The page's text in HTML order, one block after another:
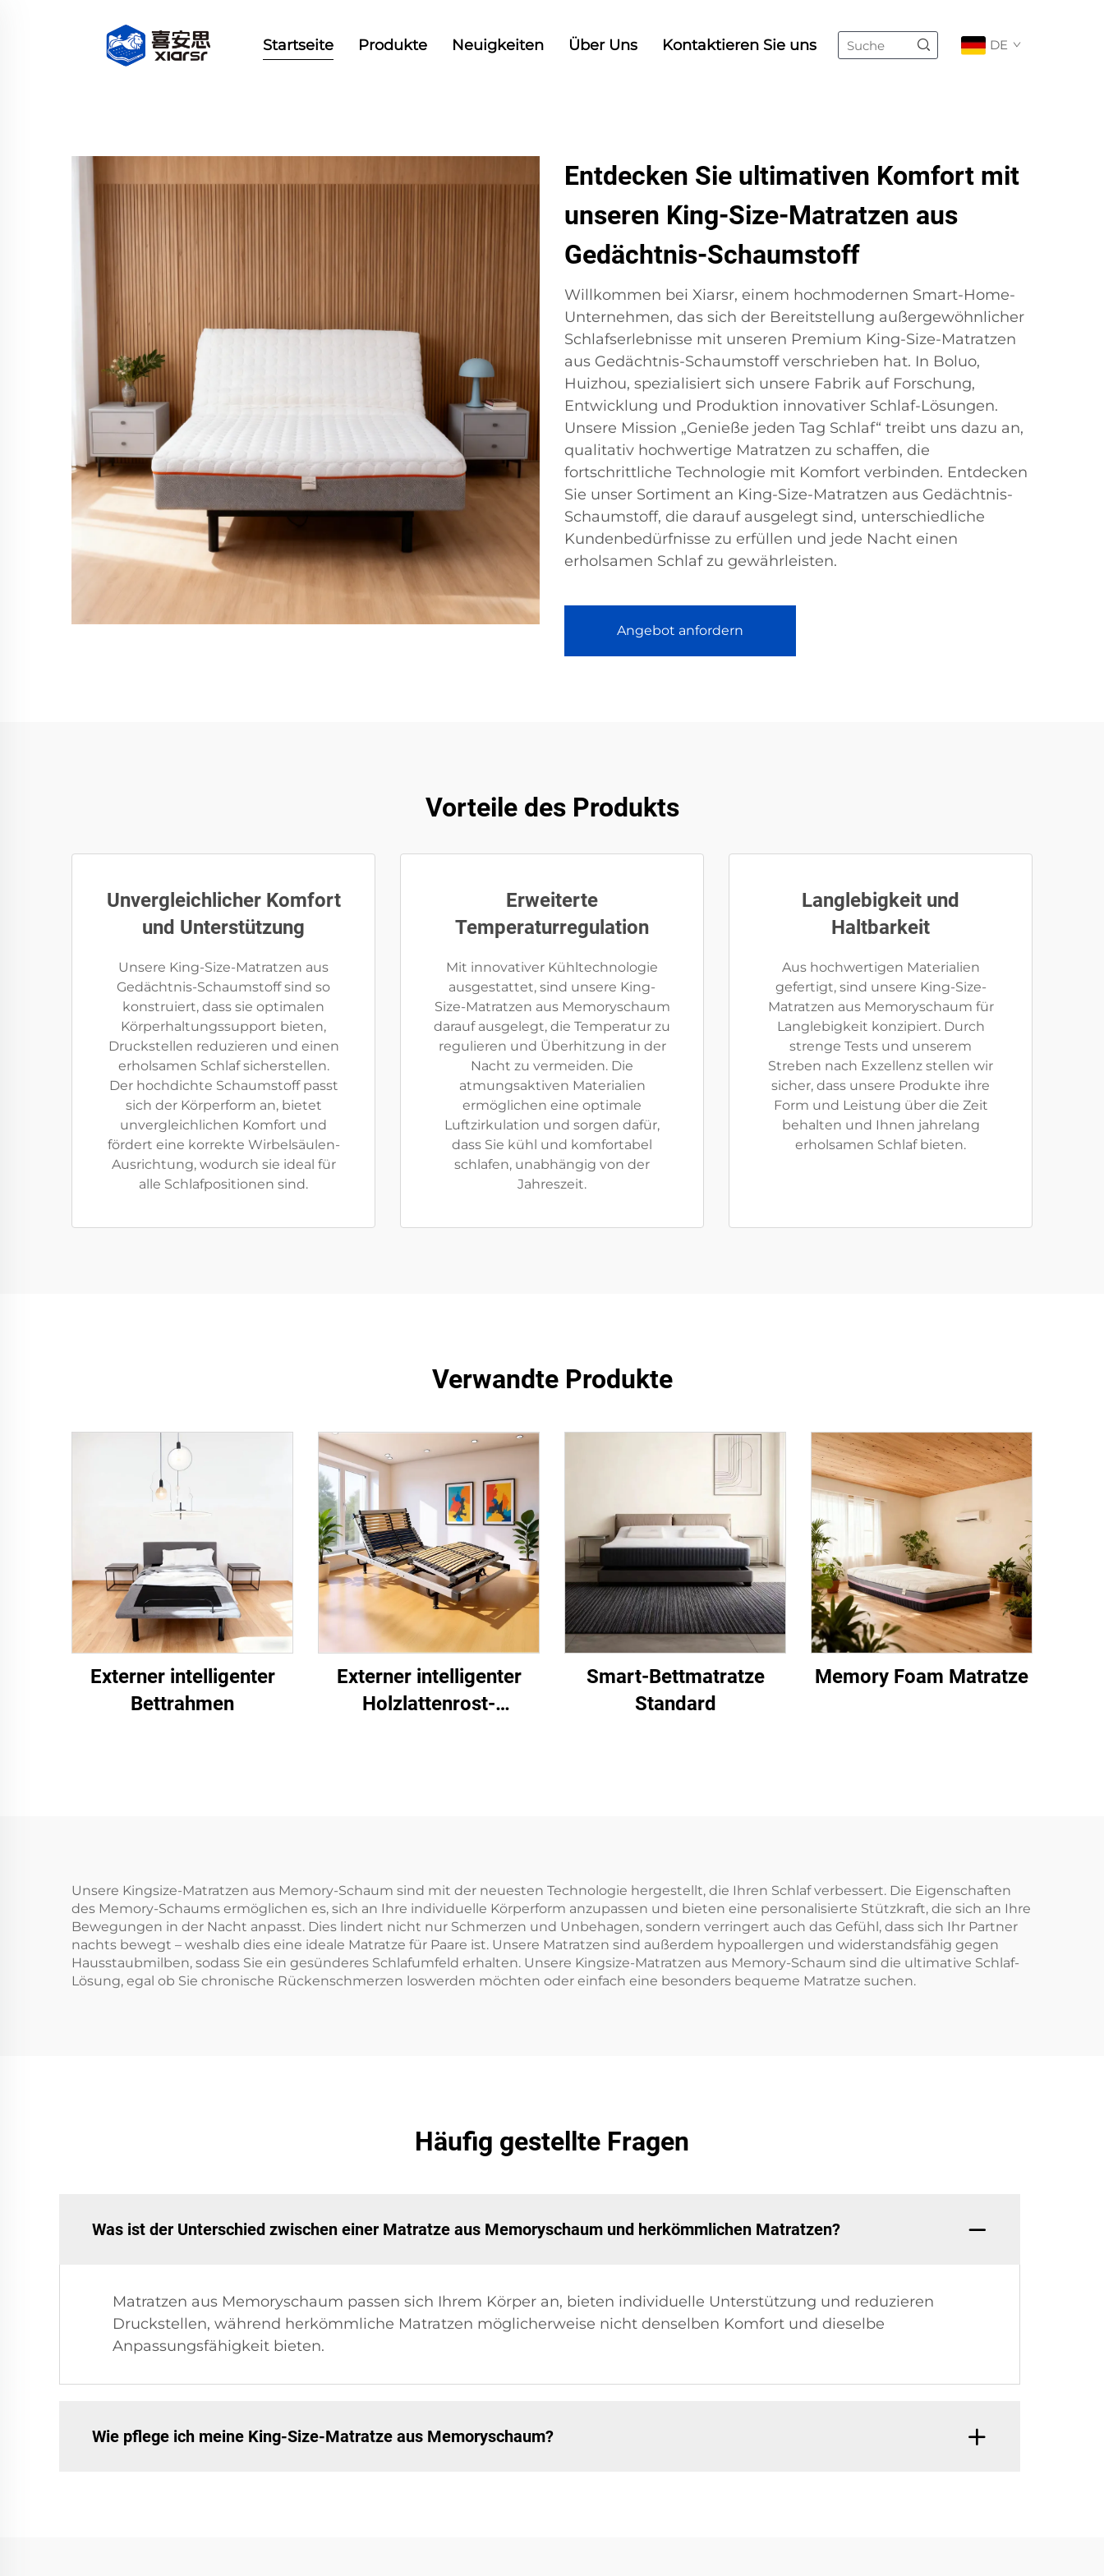
Startseite Produkte Neuigkeiten Über Uns Kontaktieren Sie uns DE
Entdecken Sie ultimativen Komfort mit
unseren King-Size-Matratzen aus
Gedächtnis-Schaumstoff
Willkommen bei Xiarsr, einem hochmodernen Smart-Home-
Unternehmen, das sich der Bereitstellung außergewöhnlicher
Schlafserlebnisse mit unseren Premium King-Size-Matratzen
aus Gedächtnis-Schaumstoff verschrieben hat. In Boluo,
Huizhou, spezialisiert sich unsere Fabrik auf Forschung,
Entwicklung und Produktion innovativer Schlaf-Lösungen.
Unsere Mission „Genieße jeden Tag Schlaf“ treibt uns dazu an,
qualitativ hochwertige Matratzen zu schaffen, die
fortschrittliche Technologie mit Komfort verbinden. Entdecken
Sie unser Sortiment an King-Size-Matratzen aus Gedächtnis-
Schaumstoff, die darauf ausgelegt sind, unterschiedliche
Kundenbedürfnisse zu erfüllen und jede Nacht einen
erholsamen Schlaf zu gewährleisten.
Angebot anfordern
Vorteile des Produkts
Unvergleichlicher Komfort
und Unterstützung
Unsere King-Size-Matratzen aus
Gedächtnis-Schaumstoff sind so
konstruiert, dass sie optimalen
Körperhaltungssupport bieten,
Druckstellen reduzieren und einen
erholsamen Schlaf sicherstellen.
Der hochdichte Schaumstoff passt
sich der Körperform an, bietet
unvergleichlichen Komfort und
fördert eine korrekte Wirbelsäulen-
Ausrichtung, wodurch sie ideal für
alle Schlafpositionen sind.
Erweiterte
Temperaturregulation
Mit innovativer Kühltechnologie
ausgestattet, sind unsere King-
Size-Matratzen aus Memoryschaum
darauf ausgelegt, die Temperatur zu
regulieren und Überhitzung in der
Nacht zu vermeiden. Die
atmungsaktiven Materialien
ermöglichen eine optimale
Luftzirkulation und sorgen dafür,
dass Sie kühl und komfortabel
schlafen, unabhängig von der
Jahreszeit.
Langlebigkeit und
Haltbarkeit
Aus hochwertigen Materialien
gefertigt, sind unsere King-Size-
Matratzen aus Memoryschaum für
Langlebigkeit konzipiert. Durch
strenge Tests und unserem
Streben nach Exzellenz stellen wir
sicher, dass unsere Produkte ihre
Form und Leistung über die Zeit
behalten und Ihnen jahrelang
erholsamen Schlaf bieten.
Verwandte Produkte
Externer intelligenter
Bettrahmen
Externer intelligenter
Holzlattenrost-
Smart-Bettmatratze
Standard
Memory Foam Matratze
Unsere Kingsize-Matratzen aus Memory-Schaum sind mit der neuesten Technologie hergestellt, die Ihren Schlaf verbessert. Die Eigenschaften
des Memory-Schaums ermöglichen es, sich an Ihre individuelle Körperform anzupassen und bieten eine personalisierte Stützkraft, die sich an Ihre
Bewegungen in der Nacht anpasst. Dies lindert nicht nur Schmerzen und Unbehagen, sondern verringert auch das Gefühl, dass sich Ihr Partner
nachts bewegt – weshalb dies eine ideale Matratze für Paare ist. Unsere Matratzen sind außerdem hypoallergen und widerstandsfähig gegen
Hausstaubmilben, sodass Sie ein gesünderes Schlafumfeld erhalten. Unsere Kingsize-Matratzen aus Memory-Schaum sind die ultimative Schlaf-
Lösung, egal ob Sie chronische Rückenschmerzen loswerden möchten oder einfach eine besonders bequeme Matratze suchen.
Häufig gestellte Fragen
Was ist der Unterschied zwischen einer Matratze aus Memoryschaum und herkömmlichen Matratzen?
Matratzen aus Memoryschaum passen sich Ihrem Körper an, bieten individuelle Unterstützung und reduzieren
Druckstellen, während herkömmliche Matratzen möglicherweise nicht denselben Komfort und dieselbe
Anpassungsfähigkeit bieten.
Wie pflege ich meine King-Size-Matratze aus Memoryschaum?